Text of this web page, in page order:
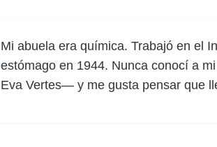
Mi abuela era química. Trabajó en el
estómago en 1944. Nunca conocí a
Eva Vertes— y me gusta pensar que